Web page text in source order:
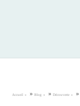
Accueil » Blog » Découverte »